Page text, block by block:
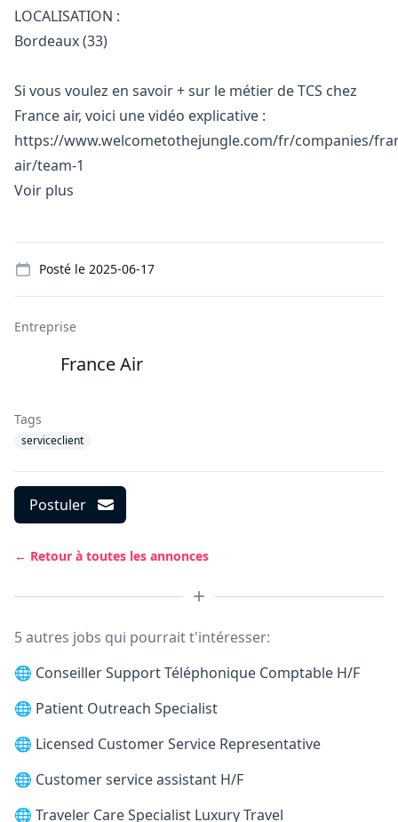
LOCALISATION :
Bordeaux (33)
Si vous voulez en savoir + sur le métier de TCS chez
France air, voici une vidéo explicative :
https://www.welcometothejungle.com/fr/companies/
air/team-1
Voir plus
Posté le 2025-06-17
Entreprise
France Air
Tags
serviceclient
Postuler
← Retour à toutes les annonces
5 autres jobs qui pourrait t'intéresser:
🌐 Conseiller Support Téléphonique Comptable H/F
🌐 Patient Outreach Specialist
🌐 Licensed Customer Service Representative
🌐 Customer service assistant H/F
🌐 Traveler Care Specialist Luxury Travel